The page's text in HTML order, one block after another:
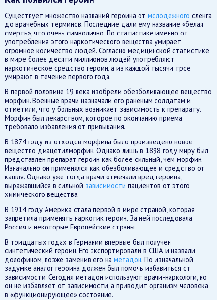
Существует множество названий героина от молодежного сленга
до врачебных терминов. Последние дали ему название «белая
смерть», что очень символично. По статистике именно от
употребления этого наркотического вещества умирает
огромное количество людей. Согласно медицинской статистике
в мире более десяти миллионов людей употребляют
наркотическое средство героин, а из каждой тысячи трое
умирают в течение первого года.
В первой половине 19 века изобрели обезболивающее вещество
морфин. Военные врачи назначали его раненым солдатам и
отметили, что у больных возникает зависимость к препарату.
Морфин был лекарством, которое по окончанию приема
требовало избавления от привыкания.
В 1874 году из отходов морфина было произведено новое
вещество диацетилморфин. Однако лишь в 1898 году миру был
представлен препарат героин как более сильный, чем морфин.
Изначально он применялся как обезболивающее и средство от
кашля. Однако уже тогда врачи отмечали вред героина,
выражавшийся в сильной зависимости пациентов от этого
химического вещества.
В 1914 году Америка стала первой в мире страной, которая
запретила применять наркотик героин. За ней последовала
Россия и некоторые Европейские страны.
В тридцатых годах в Германии впервые был получен
синтетический героин. Его экспортировали в США и назвали
долофином, позже заменив его на метадон. По изначальной
задумке аналог героина должен был помочь избавиться от
зависимости. Сегодня метадон используют врачи-наркологи, но
он не избавляет от зависимости, а приводит организм человека
в «функционирующее» состояние.